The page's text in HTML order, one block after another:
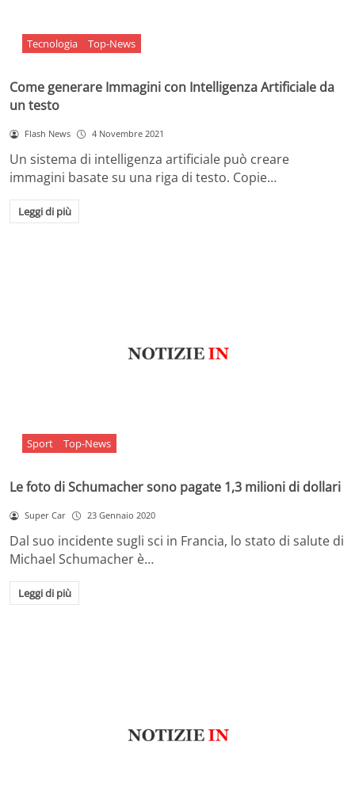
Tecnologia Top-News
Come generare Immagini con Intelligenza Artificiale da
un testo
Flash News 4 Novembre 2021
Un sistema di intelligenza artificiale può creare
immagini basate su una riga di testo. Copie…
Leggi di più
Sport Top-News
Le foto di Schumacher sono pagate 1,3 milioni di dollari
Super Car 23 Gennaio 2020
Dal suo incidente sugli sci in Francia, lo stato di salute di
Michael Schumacher è…
Leggi di più